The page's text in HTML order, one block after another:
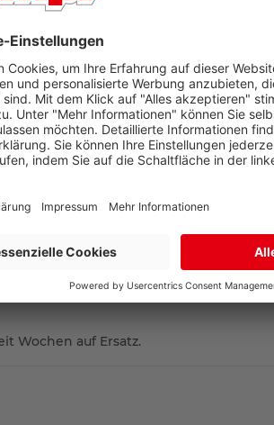
um den passenden
wird sich die Spedition
also dorthin wo das neue
(2
Wochen auf Ersatz.